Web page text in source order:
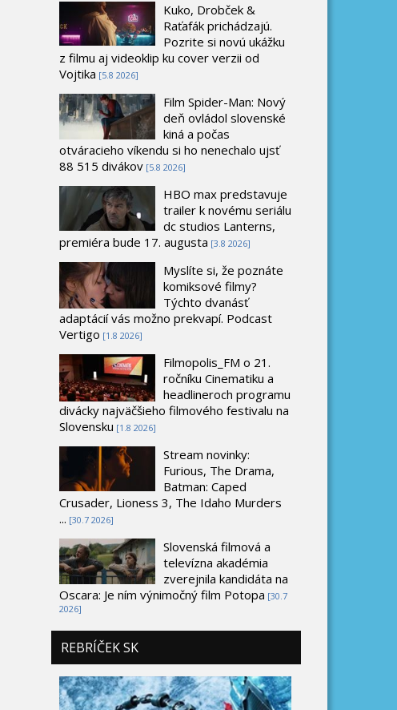
Kuko, Drobček &
Raťafák prichádzajú.
Pozrite si novú ukážku
z filmu aj videoklip ku cover verzii od
Vojtika [5.8 2026]
Film Spider-Man: Nový
deň ovládol slovenské
kiná a počas
otváracieho víkendu si ho nenechalo ujsť
88 515 divákov [5.8 2026]
HBO max predstavuje
trailer k novému seriálu
dc studios Lanterns,
premiéra bude 17. augusta [3.8 2026]
Myslíte si, že poznáte
komiksové filmy?
Týchto dvanásť
adaptácií vás možno prekvapí. Podcast
Vertigo [1.8 2026]
Filmopolis_FM o 21.
ročníku Cinematiku a
headlineroch programu
divácky najväčšieho filmového festivalu na
Slovensku [1.8 2026]
Stream novinky:
Furious, The Drama,
Batman: Caped
Crusader, Lioness 3, The Idaho Murders
... [30.7 2026]
Slovenská filmová a
televízna akadémia
zverejnila kandidáta na
Oscara: Je ním výnimočný film Potopa [30.7
2026]
REBRÍČEK SK